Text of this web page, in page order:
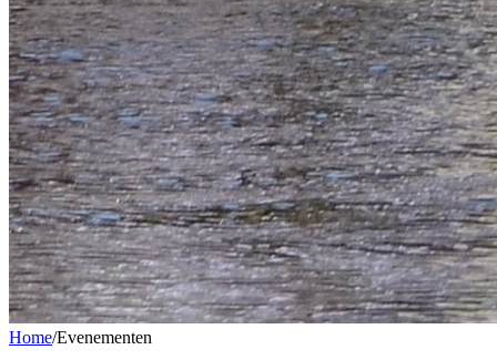
Home/Evenementen